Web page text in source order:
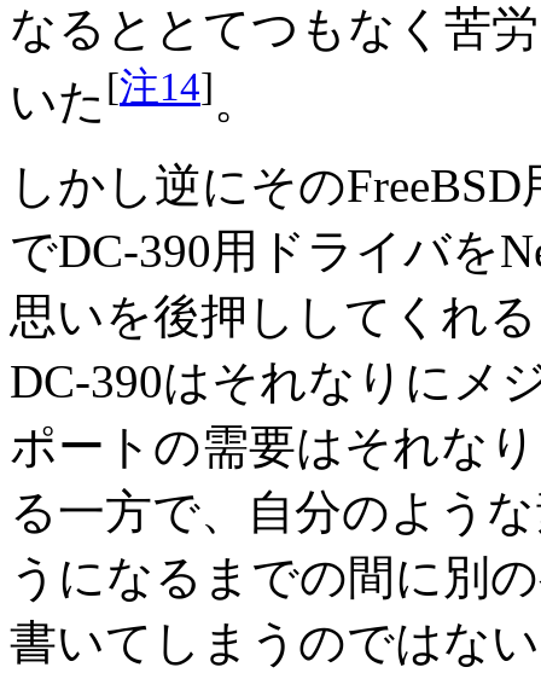
なるととてつもなく苦
いた [注14]。
しかし逆にその
でDC-390用ドライバを
思いを後押ししてくれ
DC-390はそれなりにメ
ポートの需要はそれな
る一方で、自分のよう
うになるまでの間に別
書いてしまうのではな